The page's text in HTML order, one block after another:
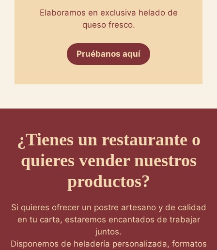
Elaboramos en exclusiva helado de
queso fresco.
Pruébanos aquí
¿Tienes un restaurante o
quieres vender nuestros
productos?
Si quieres ofrecer un postre artesano y de calidad
en tu carta, estaremos encantados de trabajar
juntos.
Disponemos de heladería personalizada, formatos